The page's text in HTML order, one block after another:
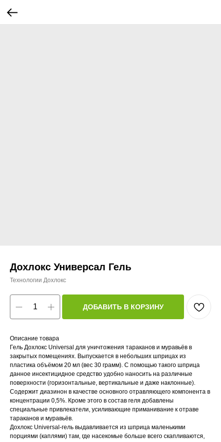
Дохлокс Универсал Гель
Технологии Дохлокс
ДОБАВИТЬ В КОРЗИНУ
Описание товара
Гель Дохлокс Universal для уничтожения тараканов и муравьёв в
закрытых помещениях. Выпускается в небольших шприцах из
пластика объёмом 20 мл (вес 30 грамм). С помощью такого шприца
данное инсектицидное средство удобно наносить на различные
поверхности (горизонтальные, вертикальные и даже наклонные).
Содержит диазинон в качестве основного отравляющего компонента в
концентрации 0,5%. Кроме этого в состав геля добавлены
специальные привлекатели, усиливающие приманивание к отраве
тараканов и муравьёв.
Дохлокс Universal-гель выдавливается из шприца маленькими
порциями (каплями) там, где насекомые больше всего скапливаются,